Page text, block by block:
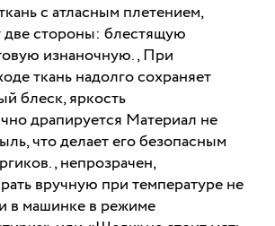
с атласным плетением,
две стороны: блестящую
изнаночную. , При
ткань надолго сохраняет
блеск, яркость
драпируется Материал не
что делает его безопасным
непрозрачен,
вручную при температуре не
в машинке в режиме